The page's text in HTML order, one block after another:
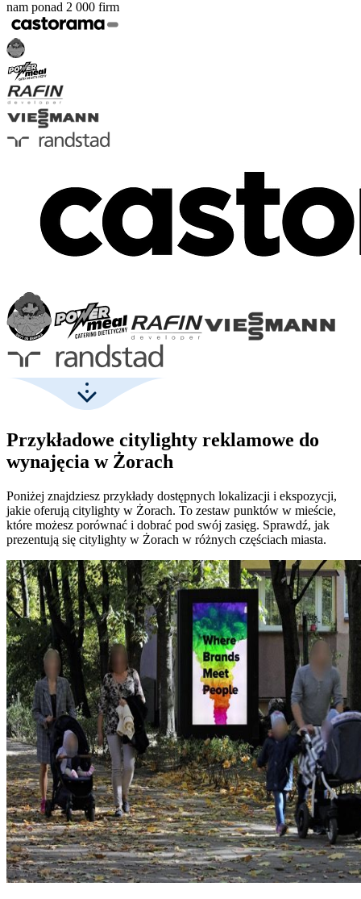
nam ponad 2 000 firm
Przykładowe citylighty reklamowe do
wynajęcia w Żorach
Poniżej znajdziesz przykłady dostępnych lokalizacji i ekspozycji,
jakie oferują citylighty w Żorach. To zestaw punktów w mieście,
które możesz porównać i dobrać pod swój zasięg. Sprawdź, jak
prezentują się citylighty w Żorach w różnych częściach miasta.